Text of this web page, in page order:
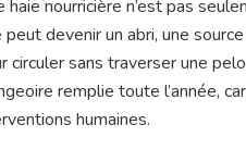
haie nourricière n’est pas
peut devenir un abri, une
circuler sans traverser une
remplie toute l’année,
humaines.